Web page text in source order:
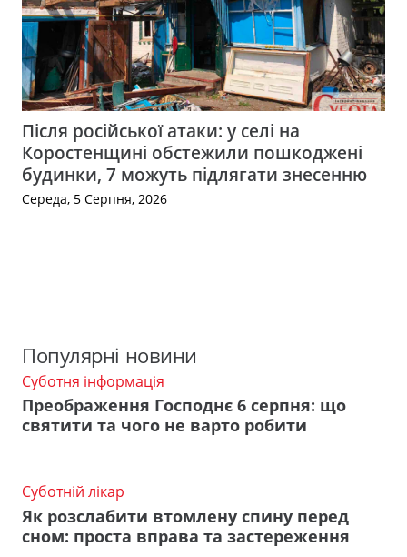
Після російської атаки: у селі на
Коростенщині обстежили пошкоджені
будинки, 7 можуть підлягати знесенню
Середа, 5 Серпня, 2026
Популярні новини
Суботня інформація
Преображення Господнє 6 серпня: що
святити та чого не варто робити
Суботній лікар
Як розслабити втомлену спину перед
сном: проста вправа та застереження